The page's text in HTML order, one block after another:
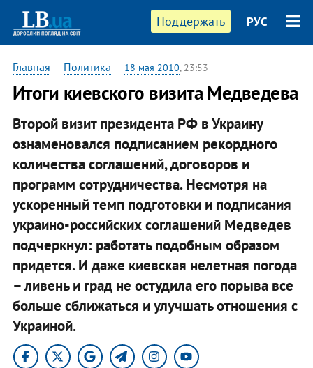
Поддержать РУС
Главная — Политика — 18 мая 2010, 23:53
Итоги киевского визита Медведева
Второй визит президента РФ в Украину
ознаменовался подписанием рекордного
количества соглашений, договоров и
программ сотрудничества. Несмотря на
ускоренный темп подготовки и подписания
украино-российских соглашений Медведев
подчеркнул: работать подобным образом
придется. И даже киевская нелетная погода
– ливень и град не остудила его порыва все
больше сближаться и улучшать отношения с
Украиной.